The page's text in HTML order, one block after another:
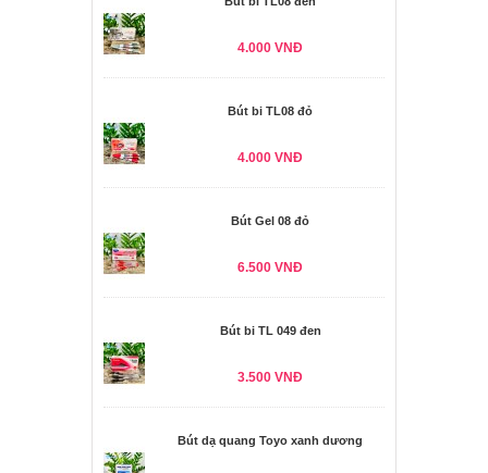
4.000 VNĐ
Bút bi TL08 đỏ
4.000 VNĐ
Bút Gel 08 đỏ
6.500 VNĐ
Bút bi TL 049 đen
3.500 VNĐ
Bút dạ quang Toyo xanh dương